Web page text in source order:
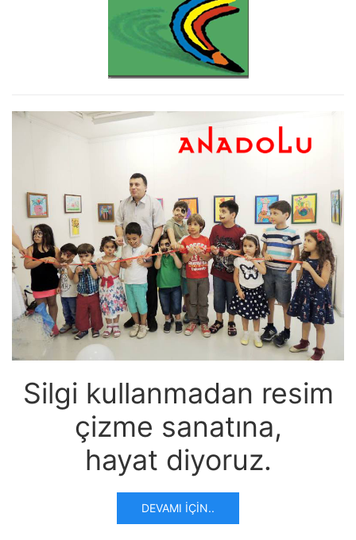
Silgi kullanmadan resim
çizme sanatına,
hayat diyoruz.
DEVAMI İÇIN..